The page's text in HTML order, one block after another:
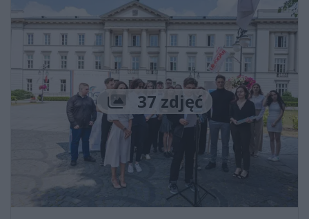
Liczba zdjęć
37 zdjęć